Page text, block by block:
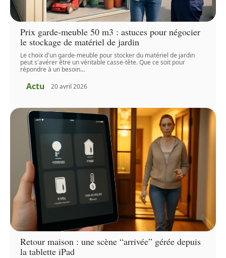
Prix garde-meuble 50 m3 : astuces pour négocier
le stockage de matériel de jardin
Le choix d'un garde-meuble pour stocker du matériel de jardin
peut s'avérer être un véritable casse-tête. Que ce soit pour
répondre à un besoin…
Actu 20 avril 2026
Retour maison : une scène “arrivée” gérée depuis
la tablette iPad